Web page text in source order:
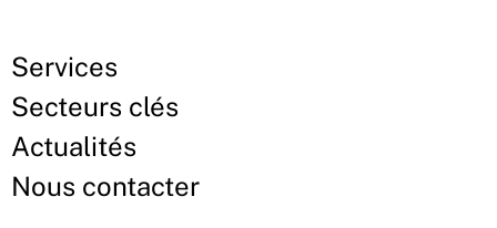
Services
Secteurs clés
Actualités
Nous contacter